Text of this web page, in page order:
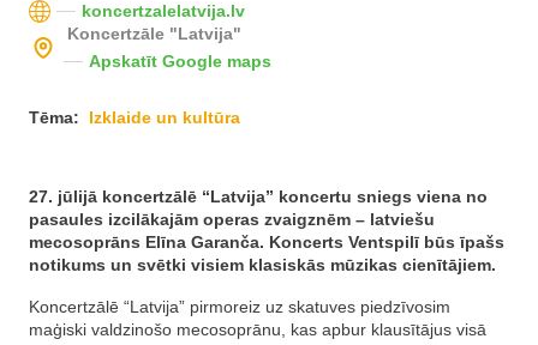
koncertzalelatvija.lv
Koncertzāle "Latvija"
Apskatīt Google maps
Tēma: Izklaide un kultūra
27. jūlijā koncertzālē “Latvija” koncertu sniegs viena no
pasaules izcilākajām operas zvaigznēm – latviešu
mecosoprāns Elīna Garanča. Koncerts Ventspilī būs īpašs
notikums un svētki visiem klasiskās mūzikas cienītājiem.
Koncertzālē “Latvija” pirmoreiz uz skatuves piedzīvosim
maģiski valdzinošo mecosoprānu, kas apbur klausītājus visā